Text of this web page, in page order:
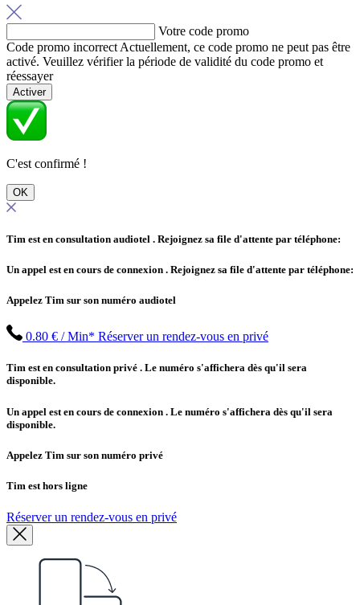
Votre code promo
Code promo incorrect Actuellement, ce code promo ne peut pas être
activé. Veuillez vérifier la période de validité du code promo et
réessayer
Activer
C'est confirmé !
OK
Tim est en consultation audiotel . Rejoignez sa file d'attente par téléphone:
Un appel est en cours de connexion . Rejoignez sa file d'attente par téléphone:
Appelez Tim sur son numéro audiotel
0.80 € / Min* Réserver un rendez-vous en privé
Tim est en consultation privé . Le numéro s'affichera dès qu'il sera
disponible.
Un appel est en cours de connexion . Le numéro s'affichera dès qu'il sera
disponible.
Appelez Tim sur son numéro privé
Tim est hors ligne
Réserver un rendez-vous en privé